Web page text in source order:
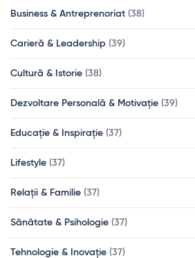
Business & Antreprenoriat (38)
Carieră & Leadership (39)
Cultură & Istorie (38)
Dezvoltare Personală & Motivație (39)
Educație & Inspirație (37)
Lifestyle (37)
Relații & Familie (37)
Sănătate & Psihologie (37)
Tehnologie & Inovație (37)